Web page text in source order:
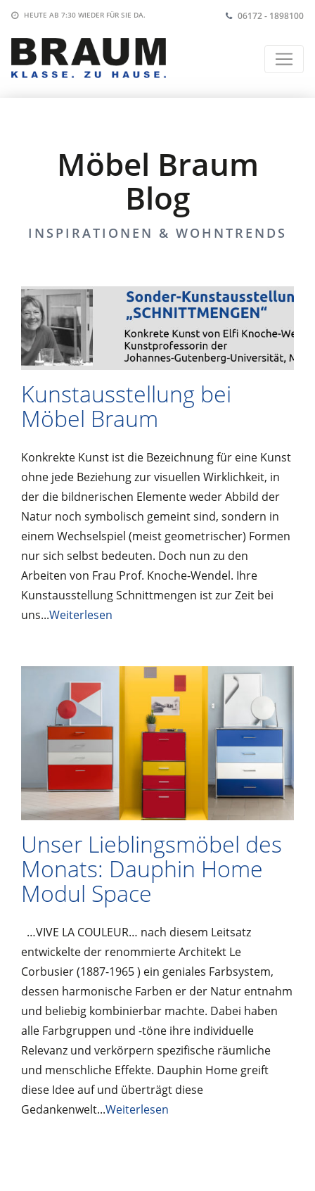
HEUTE AB 7:30 WIEDER FÜR SIE DA. 06172 - 1898100
Möbel Braum
Blog
INSPIRATIONEN & WOHNTRENDS
Kunstausstellung bei
Möbel Braum
Konkrekte Kunst ist die Bezeichnung für eine Kunst
ohne jede Beziehung zur visuellen Wirklichkeit, in
der die bildnerischen Elemente weder Abbild der
Natur noch symbolisch gemeint sind, sondern in
einem Wechselspiel (meist geometrischer) Formen
nur sich selbst bedeuten. Doch nun zu den
Arbeiten von Frau Prof. Knoche-Wendel. Ihre
Kunstausstellung Schnittmengen ist zur Zeit bei
uns...Weiterlesen
Unser Lieblingsmöbel des
Monats: Dauphin Home
Modul Space
…VIVE LA COULEUR… nach diesem Leitsatz
entwickelte der renommierte Architekt Le
Corbusier (1887-1965 ) ein geniales Farbsystem,
dessen harmonische Farben er der Natur entnahm
und beliebig kombinierbar machte. Dabei haben
alle Farbgruppen und -töne ihre individuelle
Relevanz und verkörpern spezifische räumliche
und menschliche Effekte. Dauphin Home greift
diese Idee auf und überträgt diese
Gedankenwelt...Weiterlesen